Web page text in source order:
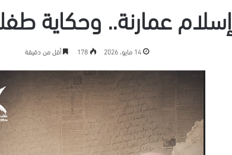
عمارنة.. وحكاية
14 مايو، 2026 178 أقل من دقيقة
مشغل